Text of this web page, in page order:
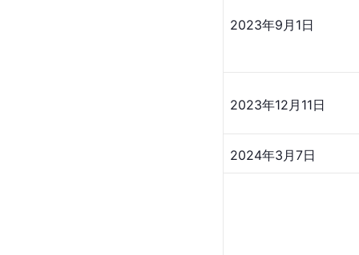
2023年9月1日
2023年12月11日
2024年3月7日